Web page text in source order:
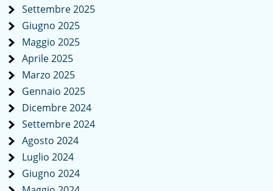
Settembre 2025
Giugno 2025
Maggio 2025
Aprile 2025
Marzo 2025
Gennaio 2025
Dicembre 2024
Settembre 2024
Agosto 2024
Luglio 2024
Giugno 2024